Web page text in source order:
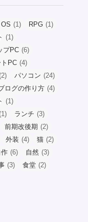
OS (1) RPG (1)
(1)
プPC (6)
トPC (4)
パソコン (24)
ログの作り方 (4)
(1)
ランチ (3)
前期改後期 (2)
外装 (4) 猫 (2)
作 (6) 自然 (3)
(3) 食堂 (2)